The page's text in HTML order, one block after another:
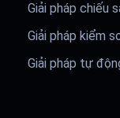
Giải pháp chiếu
Giải pháp kiểm
Giải pháp tự